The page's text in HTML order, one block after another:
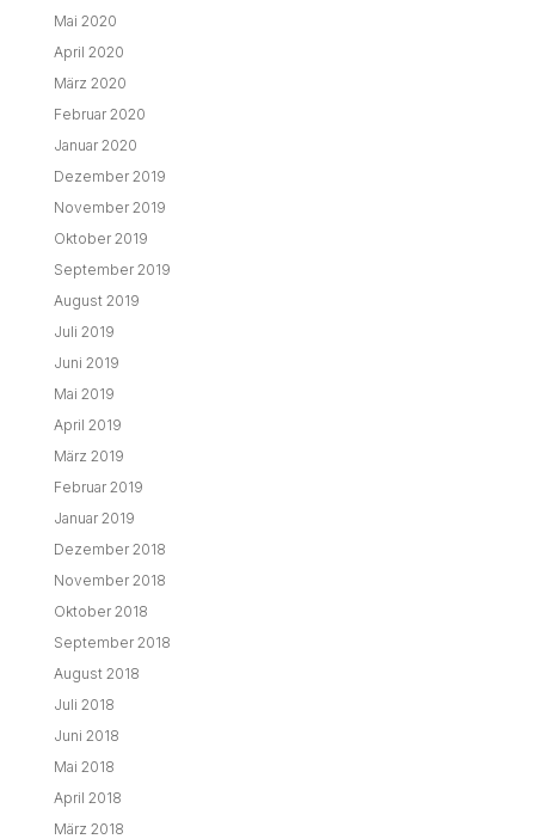
Mai 2020
April 2020
März 2020
Februar 2020
Januar 2020
Dezember 2019
November 2019
Oktober 2019
September 2019
August 2019
Juli 2019
Juni 2019
Mai 2019
April 2019
März 2019
Februar 2019
Januar 2019
Dezember 2018
November 2018
Oktober 2018
September 2018
August 2018
Juli 2018
Juni 2018
Mai 2018
April 2018
März 2018